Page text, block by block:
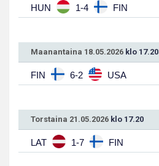
HUN 1-4 FIN
Maanantaina 18.05.2026 klo 17.20
FIN 6-2 USA
Torstaina 21.05.2026 klo 17.20
LAT 1-7 FIN